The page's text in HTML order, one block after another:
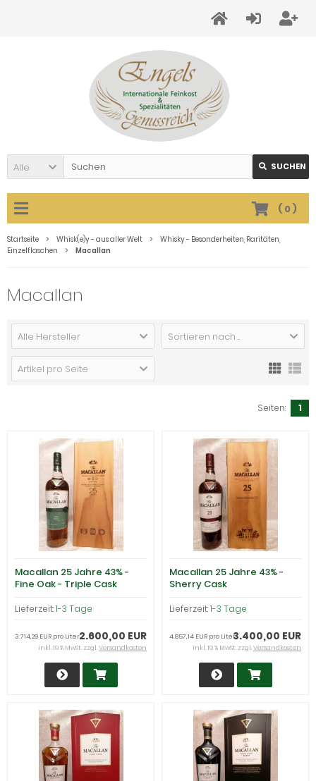
Alle SUCHEN
( 0)
Startseite Whisk(e)y - aus aller Welt
Whisky - Besonderheiten, Raritäten,
Einzelflaschen
Macallan
Macallan
Alle Hersteller Sortieren nach ...
Artikel pro Seite
Seiten: 1
Macallan 25 Jahre 43% -
Fine Oak - Triple Cask
Lieferzeit:1-3 Tage
2.600,00 EUR
3.714,29 EUR pro Liter
inkl. 19 % MwSt. zzgl.Versandkosten
Macallan 25 Jahre 43% -
Sherry Cask
Lieferzeit:1-3 Tage
3.400,00 EUR
4.857,14 EUR pro Liter
inkl. 19 % MwSt. zzgl.Versandkosten